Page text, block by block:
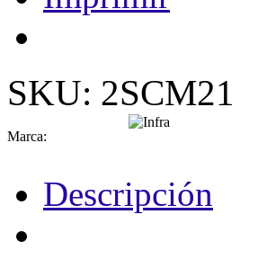
SKU: 2SCM21
Marca:
Descripción